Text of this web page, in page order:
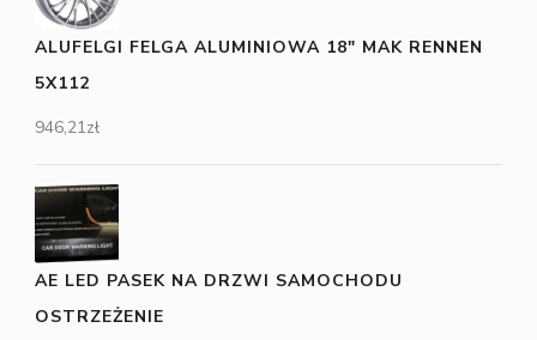
ALUFELGI FELGA ALUMINIOWA 18" MAK RENNEN
5X112
946,21zł
AE LED PASEK NA DRZWI SAMOCHODU
OSTRZEŻENIE